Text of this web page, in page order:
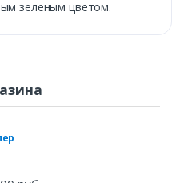
зеленым цветом.